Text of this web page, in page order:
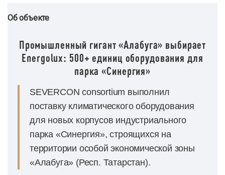
Об объекте
Промышленный гигант «Алабуга» выбирает
Energolux: 500+ единиц оборудования для
парка «Синергия»
SEVERCON consortium выполнил
поставку климатического оборудования
для новых корпусов индустриального
парка «Синергия», строящихся на
территории особой экономической зоны
«Алабуга» (Респ. Татарстан).